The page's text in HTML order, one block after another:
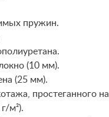
пружин.
(10 мм).
(25 мм).
простеганного на
м²).